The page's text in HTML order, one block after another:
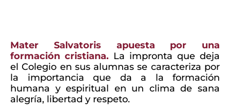
Mater Salvatoris apuesta por una
formación cristiana. La impronta que deja
el Colegio en sus alumnas se caracteriza por
la importancia que da a la formación
humana y espiritual en un clima de sana
alegría, libertad y respeto.